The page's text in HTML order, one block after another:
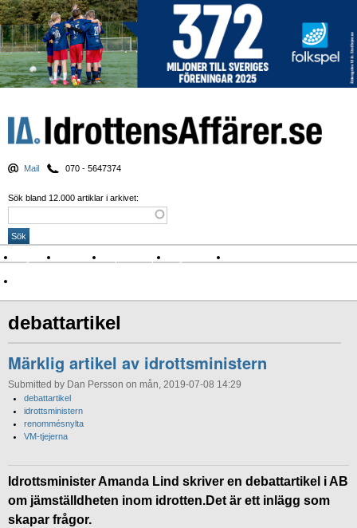
Mail 070 - 5647374
Sök bland 12.000 artiklar i arkivet:
Nyheter Krönikor Sport & spel Nyhetsbrev
debattartikel
Märklig artikel av idrottsministern
Submitted by Dan Persson on mån, 2019-07-08 14:29
debattartikel
idrottsministern
renommésnylta
VM-tjejerna
Idrottsminister Amanda Lind skriver en debattartikel i AB
om jämställdheten inom idrotten.Det är ett inlägg som
skapar frågor.